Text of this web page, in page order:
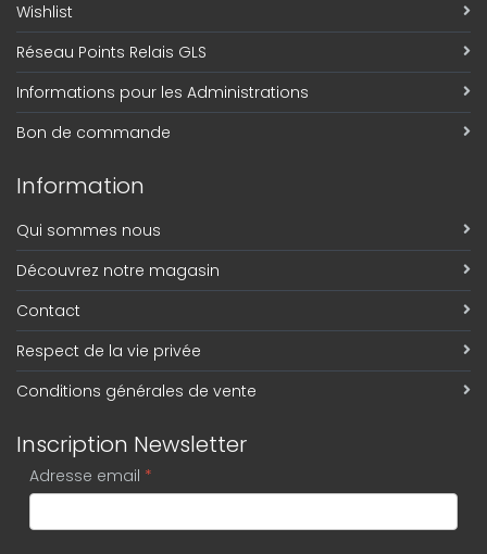
Wishlist
Réseau Points Relais GLS
Informations pour les Administrations
Bon de commande
Information
Qui sommes nous
Découvrez notre magasin
Contact
Respect de la vie privée
Conditions générales de vente
Inscription Newsletter
Adresse email *